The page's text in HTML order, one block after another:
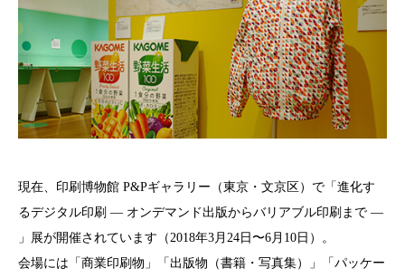
現在、印刷博物館 P&Pギャラリー（東京・文京区）で「進化す
るデジタル印刷 — オンデマンド出版からバリアブル印刷まで —
」展が開催されています（2018年3月24日〜6月10日）。
会場には「商業印刷物」「出版物（書籍・写真集）」「パッケー